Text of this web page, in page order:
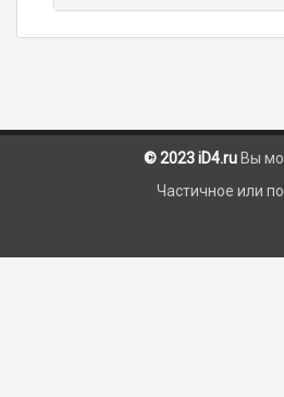
© 2023 iD4.ru Вы
Частичное или